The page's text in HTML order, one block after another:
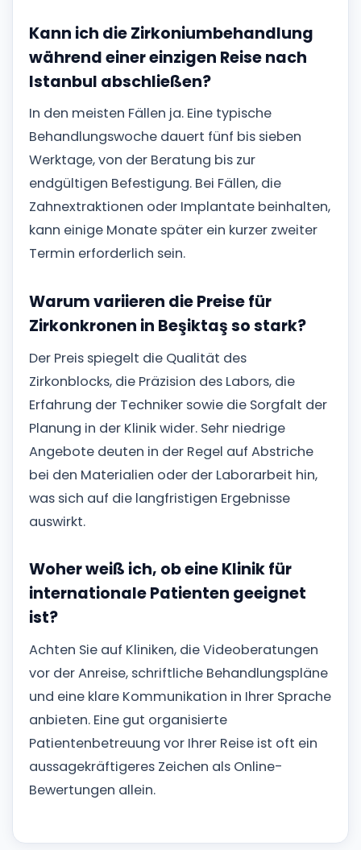
Kann ich die Zirkoniumbehandlung
während einer einzigen Reise nach
Istanbul abschließen?
In den meisten Fällen ja. Eine typische
Behandlungswoche dauert fünf bis sieben
Werktage, von der Beratung bis zur
endgültigen Befestigung. Bei Fällen, die
Zahnextraktionen oder Implantate beinhalten,
kann einige Monate später ein kurzer zweiter
Termin erforderlich sein.
Warum variieren die Preise für
Zirkonkronen in Beşiktaş so stark?
Der Preis spiegelt die Qualität des
Zirkonblocks, die Präzision des Labors, die
Erfahrung der Techniker sowie die Sorgfalt der
Planung in der Klinik wider. Sehr niedrige
Angebote deuten in der Regel auf Abstriche
bei den Materialien oder der Laborarbeit hin,
was sich auf die langfristigen Ergebnisse
auswirkt.
Woher weiß ich, ob eine Klinik für
internationale Patienten geeignet
ist?
Achten Sie auf Kliniken, die Videoberatungen
vor der Anreise, schriftliche Behandlungspläne
und eine klare Kommunikation in Ihrer Sprache
anbieten. Eine gut organisierte
Patientenbetreuung vor Ihrer Reise ist oft ein
aussagekräftigeres Zeichen als Online-
Bewertungen allein.